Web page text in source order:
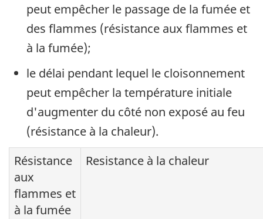
peut empêcher le passage de la fumée et
des flammes (résistance aux flammes et
à la fumée);
le délai pendant lequel le cloisonnement
peut empêcher la température initiale
d'augmenter du côté non exposé au feu
(résistance à la chaleur).
Résistance
aux
flammes et
à la fumée
Resistance à la chaleur